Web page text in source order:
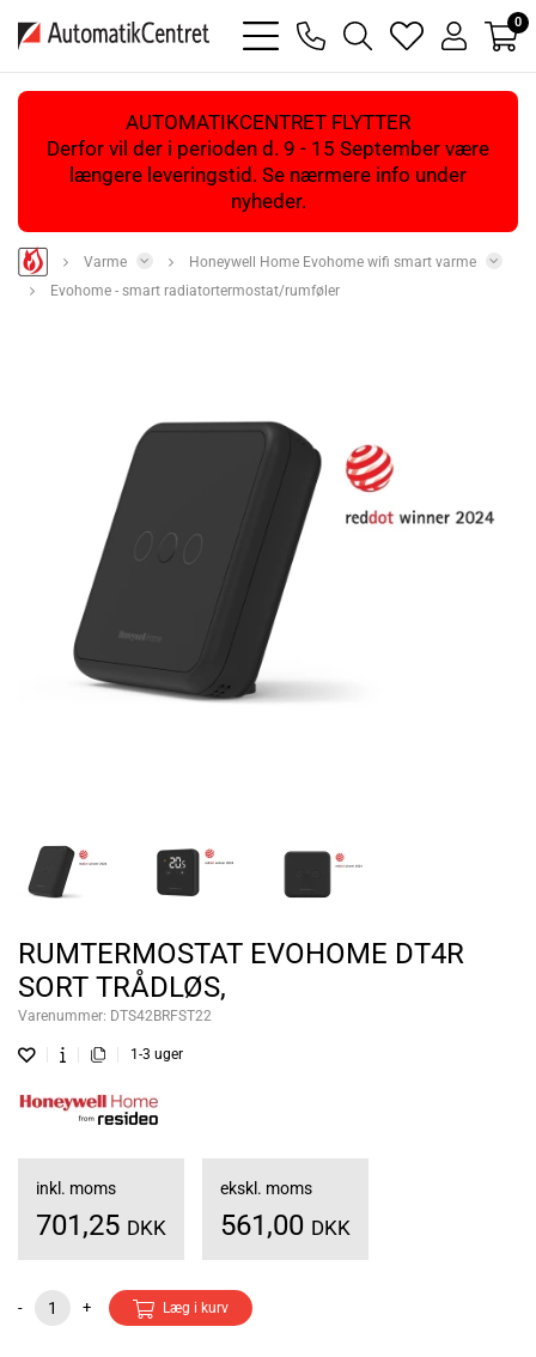
bars
light
phone
magnifying
glass
heart
light
user
light
0
AUTOMATIKCENTRET FLYTTER
Derfor vil der i perioden d. 9 - 15 September være
længere leveringstid. Se nærmere info under
nyheder.
Varme
Honeywell Home Evohome wifi smart varme
Evohome - smart radiatortermostat/rumføler
RUMTERMOSTAT EVOHOME DT4R
SORT TRÅDLØS,
Varenummer: DTS42BRFST22
1-3 uger
inkl. moms
701,25 DKK
ekskl. moms
561,00 DKK
- + Læg i kurv